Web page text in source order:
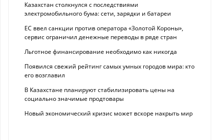
Казахстан столкнулся с последствиями
электромобильного бума: сети, зарядки и батареи
ЕС ввел санкции против оператора «Золотой Короны»,
сервис ограничил денежные переводы в ряде стран
Льготное финансирование необходимо как никогда
Появился свежий рейтинг самых умных городов мира: кто
его возглавил
В Казахстане планируют стабилизировать цены на
социально значимые продтовары
Новый экономический кризис может вскоре накрыть мир